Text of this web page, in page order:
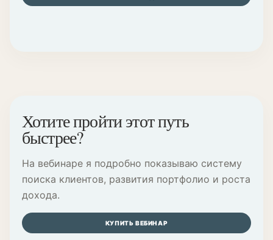
Хотите пройти этот путь
быстрее?
На вебинаре я подробно показываю систему
поиска клиентов, развития портфолио и роста
дохода.
КУПИТЬ ВЕБИНАР